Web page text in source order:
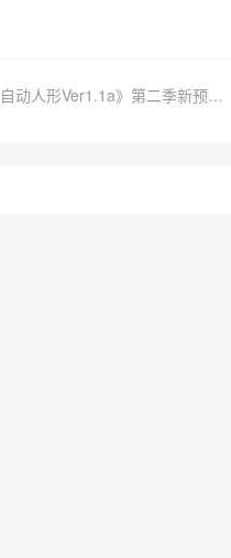
下一篇：动画《尼尔：自动人形Ver1.1a》第二季新预告 2024年7月开播